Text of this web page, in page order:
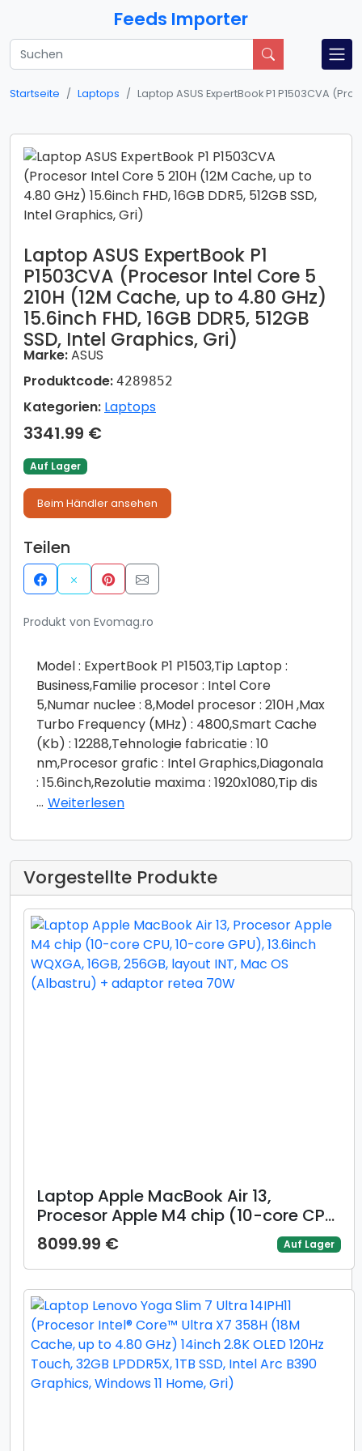
Feeds Importer
Startseite Laptops Laptop ASUS ExpertBook P1 P1503CVA
Laptop ASUS ExpertBook P1
P1503CVA (Procesor Intel Core 5
210H (12M Cache, up to 4.80 GHz)
15.6inch FHD, 16GB DDR5, 512GB
SSD, Intel Graphics, Gri)
Marke:ASUS
Produktcode: 4289852
Kategorien: Laptops
3341.99 €
Auf Lager
Beim Händler ansehen
Teilen
Produkt von Evomag.ro
Model : ExpertBook P1 P1503,Tip Laptop :
Business,Familie procesor : Intel Core
5,Numar nuclee : 8,Model procesor : 210H ,Max
Turbo Frequency (MHz) : 4800,Smart Cache
(Kb) : 12288,Tehnologie fabricatie : 10
nm,Procesor grafic : Intel Graphics,Diagonala
: 15.6inch,Rezolutie maxima : 1920x1080,Tip dis
... Weiterlesen
Vorgestellte Produkte
Laptop Apple MacBook Air 13,
Procesor Apple M4 chip (10-core CPU,
10-core GPU), 13.6inch WQXGA, 16GB,
256GB, layout INT, Mac OS (Albastru)
+ adaptor retea 70W
8099.99 € Auf Lager